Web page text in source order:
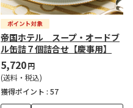
帝国ホテル スープ・オードブ
ル缶詰７個詰合せ【慶事用】
5,720円
(送料・税込)
獲得ポイント : 57